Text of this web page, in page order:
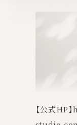
【公式HP】